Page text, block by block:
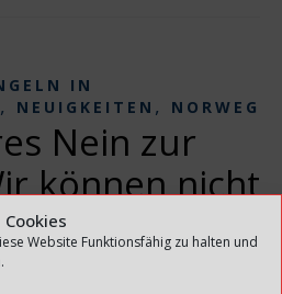
Cookies
Website Funktionsfähig zu halten und
IN
, NEUIGKEITEN ,
Nein zur
können nicht
wie das
in Bodø zu